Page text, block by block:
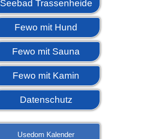
Seebad Trassenheide
Fewo mit Hund
Fewo mit Sauna
Fewo mit Kamin
Datenschutz
Usedom Kalender